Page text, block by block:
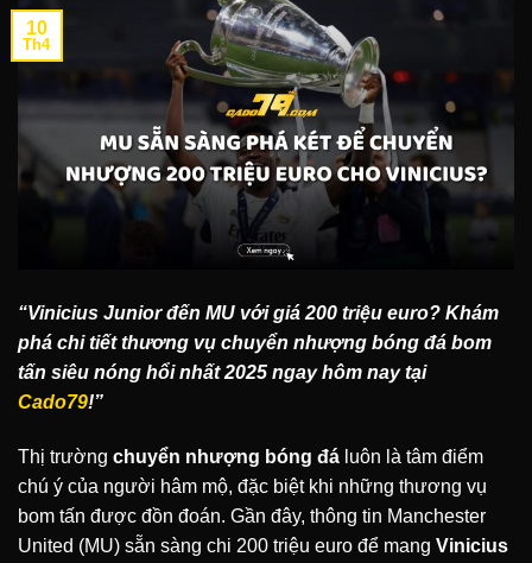
10
Th4
“Vinicius Junior đến MU với giá 200 triệu euro? Khám
phá chi tiết thương vụ chuyển nhượng bóng đá bom
tấn siêu nóng hổi nhất 2025 ngay hôm nay tại
Cado79!”
Thị trường chuyển nhượng bóng đá luôn là tâm điểm
chú ý của người hâm mộ, đặc biệt khi những thương vụ
bom tấn được đồn đoán. Gần đây, thông tin Manchester
United (MU) sẵn sàng chi 200 triệu euro để mang Vinicius